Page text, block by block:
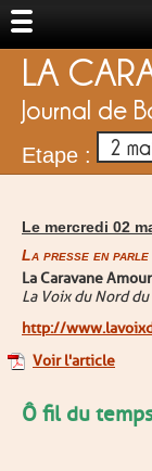
LA
Journal de
Etape : 2
Le mercredi 02
La presse en parle
La Caravane
La Voix du Nord
http://
Voir l'article
Ô fil du